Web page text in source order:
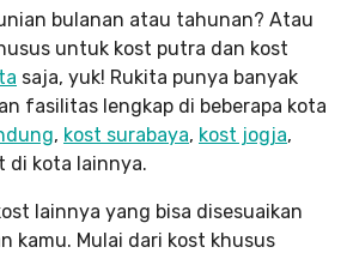
bulanan atau tahunan? Atau
untuk kost putra dan kost
saja, yuk! Rukita punya banyak
fasilitas lengkap di beberapa kota
, kost surabaya, kost jogja,
di kota lainnya.
lainnya yang bisa disesuaikan
kamu. Mulai dari kost khusus